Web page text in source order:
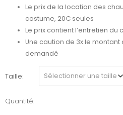
Le prix de la location des
costume, 20€ seules
Le prix contient l’entretien du
Une caution de 3x le
demandé
Taille
Quantité:
quantité